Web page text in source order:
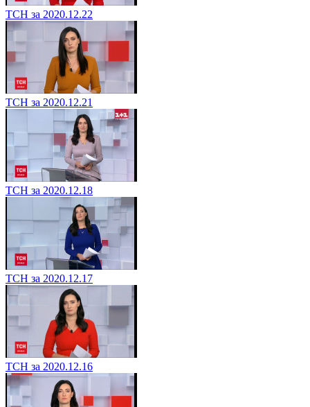
ТСН за 2020.12.22
ТСН за 2020.12.21
ТСН за 2020.12.18
ТСН за 2020.12.17
ТСН за 2020.12.16